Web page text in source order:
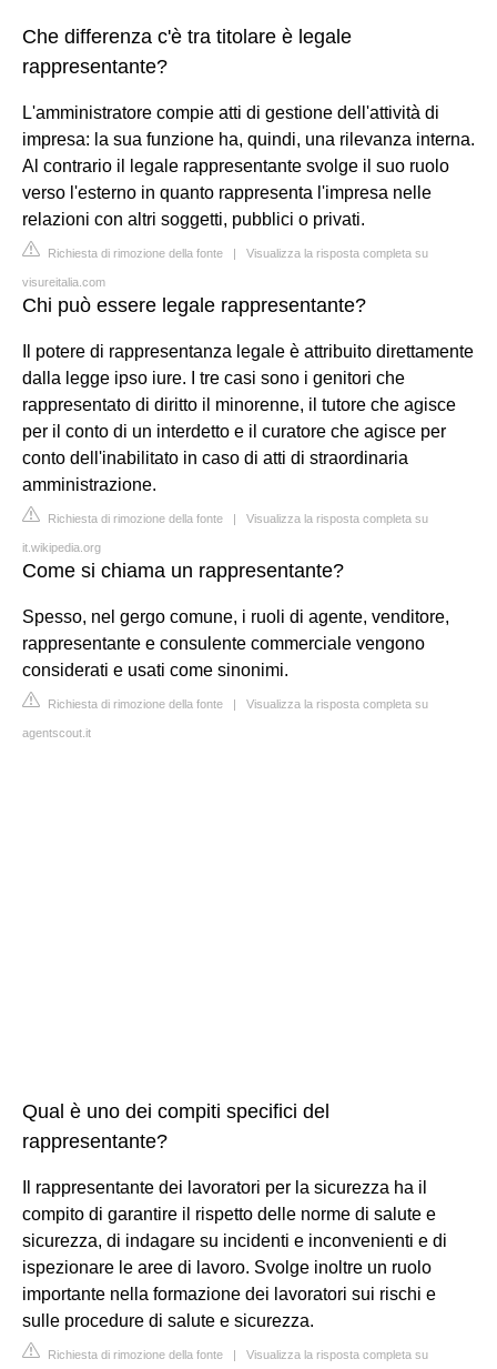
Che differenza c'è tra titolare è legale
rappresentante?
L'amministratore compie atti di gestione dell'attività di
impresa: la sua funzione ha, quindi, una rilevanza interna.
Al contrario il legale rappresentante svolge il suo ruolo
verso l'esterno in quanto rappresenta l'impresa nelle
relazioni con altri soggetti, pubblici o privati.
Richiesta di rimozione della fonte | Visualizza la risposta completa su
visureitalia.com
Chi può essere legale rappresentante?
Il potere di rappresentanza legale è attribuito direttamente
dalla legge ipso iure. I tre casi sono i genitori che
rappresentato di diritto il minorenne, il tutore che agisce
per il conto di un interdetto e il curatore che agisce per
conto dell'inabilitato in caso di atti di straordinaria
amministrazione.
Richiesta di rimozione della fonte | Visualizza la risposta completa su
it.wikipedia.org
Come si chiama un rappresentante?
Spesso, nel gergo comune, i ruoli di agente, venditore,
rappresentante e consulente commerciale vengono
considerati e usati come sinonimi.
Richiesta di rimozione della fonte | Visualizza la risposta completa su
agentscout.it
Qual è uno dei compiti specifici del
rappresentante?
Il rappresentante dei lavoratori per la sicurezza ha il
compito di garantire il rispetto delle norme di salute e
sicurezza, di indagare su incidenti e inconvenienti e di
ispezionare le aree di lavoro. Svolge inoltre un ruolo
importante nella formazione dei lavoratori sui rischi e
sulle procedure di salute e sicurezza.
Richiesta di rimozione della fonte | Visualizza la risposta completa su